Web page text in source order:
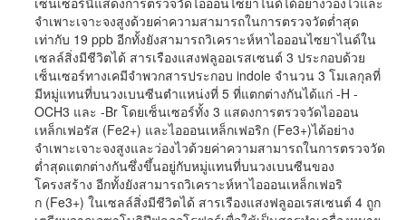
จำเพาะเจาะจงสูงด้วยค่าความสามารถในการตรวจวัดต่ำสุด
เท่ากับ 19 ppb อีกทั้งยังสามารถวิเคราะห์หาไอออนไซยาไนด์ใน
เซลล์สิ่งมีชีวิตได้ สารเรืองแสงฟลูออเรสเซนต์ 3 ประกอบด้วย
เซ็นเซอร์ทางเคมีจำพวกสารประกอบ indole จำนวน 3 โมเลกุลที่
มีหมู่แทนที่บนวงเบนซีนตำแหน่งที่ 5 ที่แตกต่างกันได้แก่ -H -
OCH3 และ -Br โดยเซ็นเซอร์ทั้ง 3 แสดงการตรวจวัดไอออน
เหล็กเฟอรัส (Fe2+) และไอออนเหล็กเฟอริก (Fe3+)ได้อย่าง
จำเพาะเจาะจงสูงและว่องไวด้วยค่าความสามารถในการตรวจวัด
ต่ำสุดแตกต่างกันซึ่งขึ้นอยู่กับหมู่แทนที่บนวงเบนซีนของ
โครงสร้าง อีกทั้งยังสามารถวิเคราะห์หาไอออนเหล็กเฟอริ
ก (Fe3+) ในเซลล์สิ่งมีชีวิตได้ สารเรืองแสงฟลูออเรสเซนต์ 4 ถูก